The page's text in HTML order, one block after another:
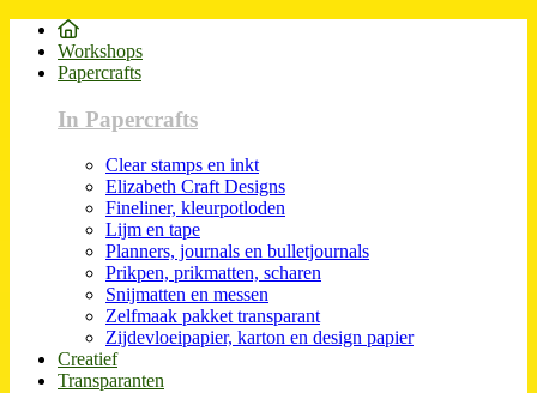
Workshops
Papercrafts
In Papercrafts
Clear stamps en inkt
Elizabeth Craft Designs
Fineliner, kleurpotloden
Lijm en tape
Planners, journals en bulletjournals
Prikpen, prikmatten, scharen
Snijmatten en messen
Zelfmaak pakket transparant
Zijdevloeipapier, karton en design papier
Creatief
Transparanten